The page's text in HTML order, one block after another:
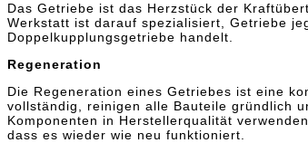
Das Getriebe ist das Herzstück der
Werkstatt ist darauf spezialisiert, Getriebe
Doppelkupplungsgetriebe handelt.
Regeneration
Die Regeneration eines Getriebes ist eine
vollständig, reinigen alle Bauteile gründlich
Komponenten in Herstellerqualität
dass es wieder wie neu funktioniert.